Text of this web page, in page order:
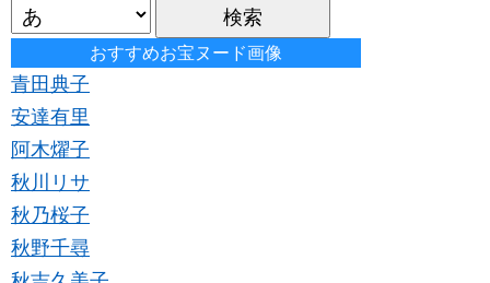
おすすめお宝ヌード画像
青田典子
安達有里
阿木燿子
秋川リサ
秋乃桜子
秋野千尋